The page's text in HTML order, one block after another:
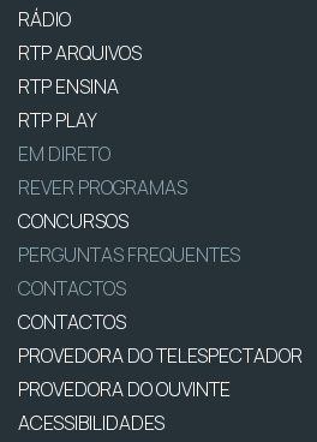
RÁDIO
RTP ARQUIVOS
RTP ENSINA
RTP PLAY
EM DIRETO
REVER PROGRAMAS
CONCURSOS
PERGUNTAS FREQUENTES
CONTACTOS
CONTACTOS
PROVEDORA DO TELESPECTADOR
PROVEDORA DO OUVINTE
ACESSIBILIDADES